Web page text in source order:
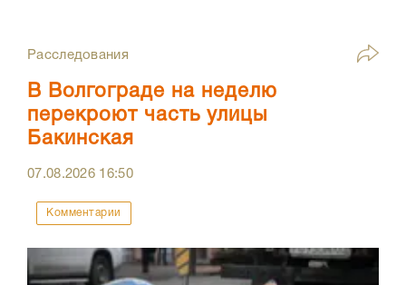
Расследования
В Волгограде на неделю
перекроют часть улицы
Бакинская
07.08.2026 16:50
Комментарии